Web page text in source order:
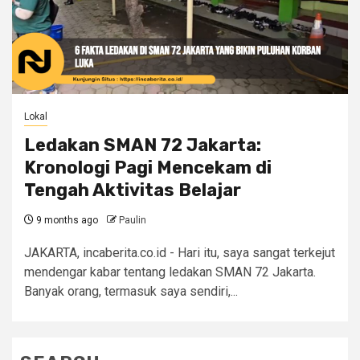
Lokal
Ledakan SMAN 72 Jakarta:
Kronologi Pagi Mencekam di
Tengah Aktivitas Belajar
9 months ago Paulin
JAKARTA, incaberita.co.id - Hari itu, saya sangat terkejut
mendengar kabar tentang ledakan SMAN 72 Jakarta.
Banyak orang, termasuk saya sendiri,...